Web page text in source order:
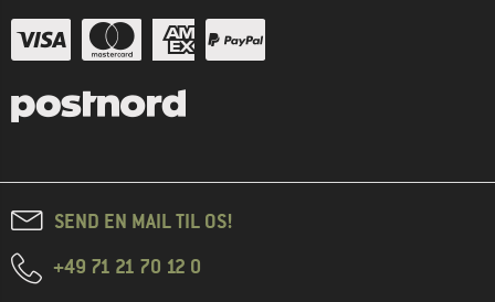
SEND EN MAIL TIL OS!
+49 71 21 70 12 0